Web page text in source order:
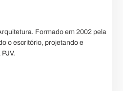
Formado em 2002 pela
o escritório, projetando e